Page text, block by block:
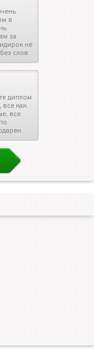
в
за
не
слов.
диплом
все как
все